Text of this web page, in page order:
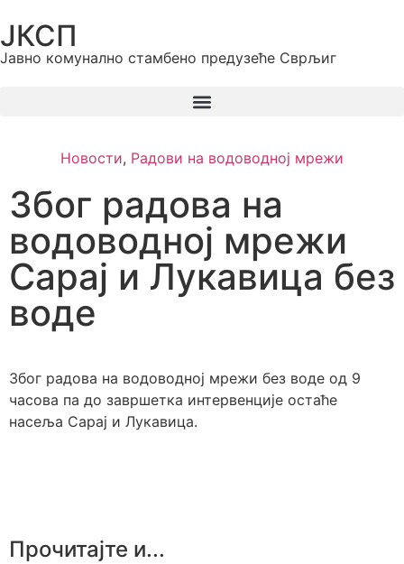
ЈКСП
Јавно комунално стамбено предузеће Сврљиг
Новости, Радови на водоводној мрежи
Због радова на
водоводној мрежи
Сарај и Лукавица без
воде
Због радова на водоводној мрежи без воде од 9
часова па до завршетка интервенције остаће
насеља Сарај и Лукавица.
Прочитајте и...